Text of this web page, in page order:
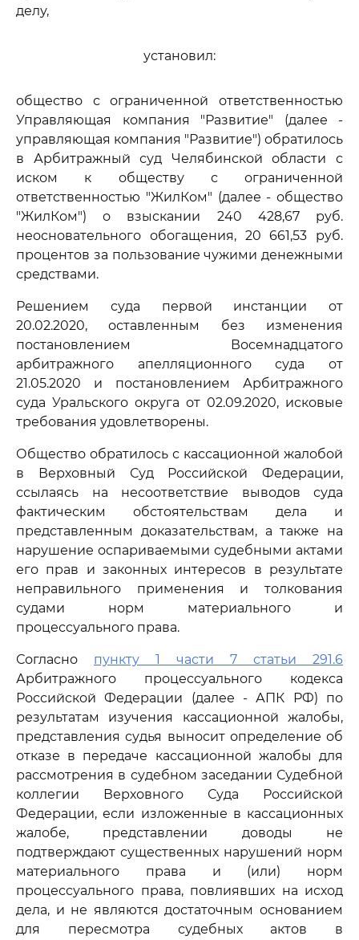
делу,
установил:
общество с ограниченной ответственностью
Управляющая компания "Развитие" (далее -
управляющая компания "Развитие") обратилось
в Арбитражный суд Челябинской области с
иском к обществу с ограниченной
ответственностью "ЖилКом" (далее - общество
"ЖилКом") о взыскании 240 428,67 руб.
неосновательного обогащения, 20 661,53 руб.
процентов за пользование чужими денежными
средствами.
Решением суда первой инстанции от
20.02.2020, оставленным без изменения
постановлением Восемнадцатого
арбитражного апелляционного суда от
21.05.2020 и постановлением Арбитражного
суда Уральского округа от 02.09.2020, исковые
требования удовлетворены.
Общество обратилось с кассационной жалобой
в Верховный Суд Российской Федерации,
ссылаясь на несоответствие выводов суда
фактическим обстоятельствам дела и
представленным доказательствам, а также на
нарушение оспариваемыми судебными актами
его прав и законных интересов в результате
неправильного применения и толкования
судами норм материального и
процессуального права.
Согласно пункту 1 части 7 статьи 291.6
Арбитражного процессуального кодекса
Российской Федерации (далее - АПК РФ) по
результатам изучения кассационной жалобы,
представления судья выносит определение об
отказе в передаче кассационной жалобы для
рассмотрения в судебном заседании Судебной
коллегии Верховного Суда Российской
Федерации, если изложенные в кассационных
жалобе, представлении доводы не
подтверждают существенных нарушений норм
материального права и (или) норм
процессуального права, повлиявших на исход
дела, и не являются достаточным основанием
для пересмотра судебных актов в